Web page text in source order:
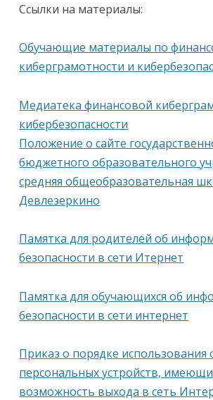
Ссылки на материалы:
Обучающие материалы по
киберграмотности и
Медиатека финансовой
кибербезопасности
Положение о сайте
бюджетного образовательного
средняя общеобразовательная
Девлезеркино
Памятка для родителей об
безопасности в сети Итернет
Памятка для обучающихся об
безопасности в сети интернет
Приказ о порядке
персональных устройств,
возможность выхода в сеть